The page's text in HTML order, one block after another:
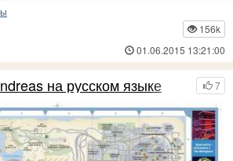
156k
01.06.2015 13:21:00
7
на русском языке